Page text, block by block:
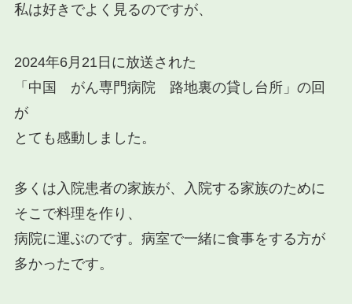
私は好きでよく見るのですが、
2024年6月21日に放送された
「中国 がん専門病院 路地裏の貸し台所」の回
が
とても感動しました。
多くは入院患者の家族が、入院する家族のために
そこで料理を作り、
病院に運ぶのです。病室で一緒に食事をする方が
多かったです。